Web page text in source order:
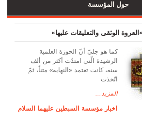
حول المؤسسة
الوثقی والتعلیقات علیها»
کما هو جليّ أنّ الحوزة العلمیة
الرشیدة الّتي امتدّت أكثر من ألف
سنة، كانت تعتمد «النهاية» متناً، ثمّ
اتّخذت
المزيد...
اخبار مؤسسة السبطين عليهما السلام